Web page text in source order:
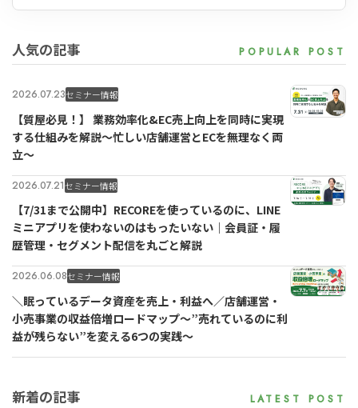
人気の記事
2026.07.23セミナー情報
【質屋必見！】 業務効率化&EC売上向上を同時に実現
する仕組みを解説〜忙しい店舗運営とECを無理なく両
立〜
2026.07.21セミナー情報
【7/31まで公開中】RECOREを使っているのに、LINE
ミニアプリを使わないのはもったいない｜会員証・履
歴管理・セグメント配信を丸ごと解説
2026.06.08セミナー情報
＼眠っているデータ資産を売上・利益へ／店舗運営・
小売事業の収益倍増ロードマップ～”売れているのに利
益が残らない”を変える6つの実践～
新着の記事